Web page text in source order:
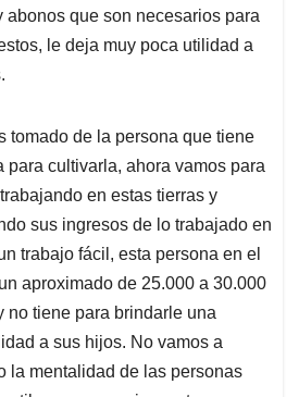
abonos que son necesarios para
le deja muy poca utilidad a
tomado de la persona que tiene
para cultivarla, ahora vamos para
en estas tierras y
sus ingresos de lo trabajado en
trabajo fácil, esta persona en el
aproximado de 25.000 a 30.000
no tiene para brindarle una
a sus hijos. No vamos a
la mentalidad de las personas